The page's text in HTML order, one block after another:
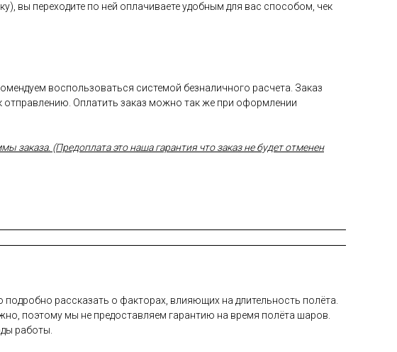
вы переходите по ней оплачиваете удобным для вас способом, чек
воспользоваться системой безналичного расчета. Заказ
Оплатить заказ можно так же при оформлении
заказа. (Предоплата это наша гарантия что заказ не будет отменен
рас­ска­зать о фак­то­рах, вли­яющих на дли­тель­ность по­лёта.
по­это­му мы не пре­дос­тавля­ем га­ран­тию на вре­мя по­лёта ша­ров.
ра­боты.